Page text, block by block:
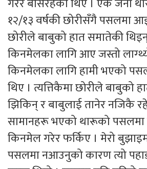
गरेर बसिरहेको थिएँ । एक जना
१२/१३ वर्षकी छोरीसँगै पसलमा
छोरीले बाबुको हात समातेकी
किनमेलका लागि आए जस्तो
किनमेलका लागि हामी भएको
थिए । त्यत्तिकैमा छोरीले बाबुको
झिकिन् र बाबुलाई तानेर नजिकै
सामानहरू भएको थारूको पसलमा
किनमेल गरेर फर्किए । मेरो
पसलमा नआउनुको कारण त्यो